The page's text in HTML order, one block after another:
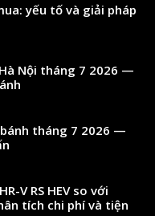
yếu tố và giải pháp
Nội tháng 7 2026 —
tháng 7 2026 —
V RS HEV so với
tích chi phí và tiện